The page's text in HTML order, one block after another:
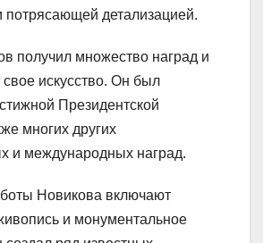
потрясающей детализацией.
получил множество наград и
свое искусство. Он был
Президентской
многих других
и международных наград.
Новикова включают
и монументальное